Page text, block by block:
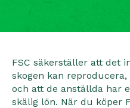
FSC säkerställer att det
skogen kan
och att de anställda har
skälig lön. När du köper